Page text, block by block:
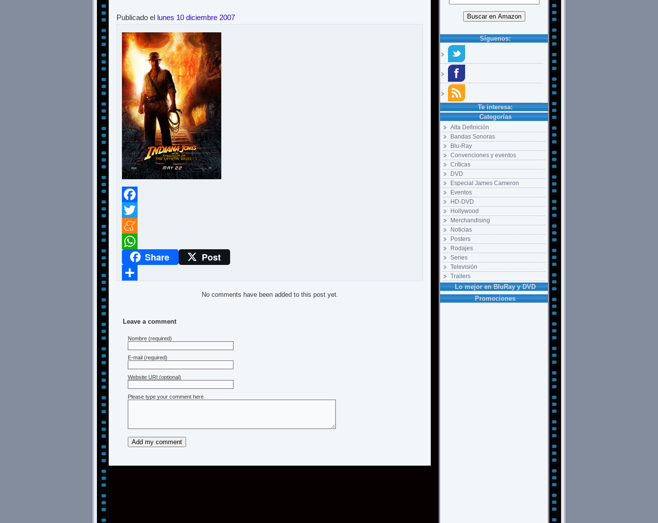
Síguenos:
Te interesa:
Categorías
Alta Definición
Bandas Sonoras
Blu-Ray
Convenciones y eventos
Críticas
DVD
Especial James Cameron
Eventos
HD-DVD
Hollywood
Merchandising
Noticias
Posters
Rodajes
Series
Televisión
Trailers
Lo mejor en BluRay y DVD
Promociones
Publicado el lunes 10 diciembre 2007
Facebook
Twitter
Meneame
WhatsAppShare Post
No comments have been added to this post yet.
Leave a comment
Nombre (required)
E-mail (required)
Website URI (optional)
Please type your comment here